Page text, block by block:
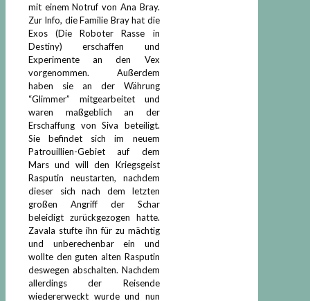
mit einem Notruf von Ana Bray.
Zur Info, die Familie Bray hat die
Exos (Die Roboter Rasse in
Destiny) erschaffen und
Experimente an den Vex
vorgenommen. Außerdem
haben sie an der Währung
“Glimmer” mitgearbeitet und
waren maßgeblich an der
Erschaffung von Siva beteiligt.
Sie befindet sich im neuem
Patrouillien-Gebiet auf dem
Mars und will den Kriegsgeist
Rasputin neustarten, nachdem
dieser sich nach dem letzten
großen Angriff der Schar
beleidigt zurückgezogen hatte.
Zavala stufte ihn für zu mächtig
und unberechenbar ein und
wollte den guten alten Rasputin
deswegen abschalten. Nachdem
allerdings der Reisende
wiedererweckt wurde und nun